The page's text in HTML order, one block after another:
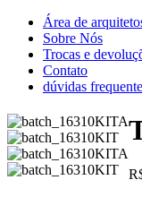
Área de
Sobre Nós
Trocas e
Contato
dúvidas